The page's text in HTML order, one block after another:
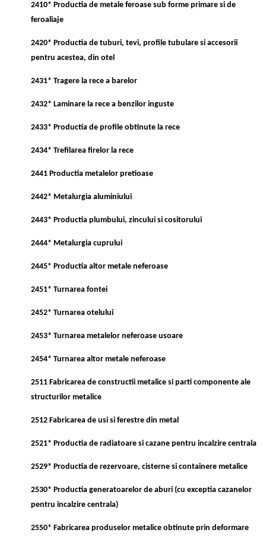
2410* Productia de metale feroase sub forme primare si de
feroaliaje
2420* Productia de tuburi, tevi, profile tubulare si accesorii
pentru acestea, din otel
2431* Tragere la rece a barelor
2432* Laminare la rece a benzilor inguste
2433* Productia de profile obtinute la rece
2434* Trefilarea firelor la rece
2441 Productia metalelor pretioase
2442* Metalurgia aluminiului
2443* Productia plumbului, zincului si cositorului
2444* Metalurgia cuprului
2445* Productia altor metale neferoase
2451* Turnarea fontei
2452* Turnarea otelului
2453* Turnarea metalelor neferoase usoare
2454* Turnarea altor metale neferoase
2511 Fabricarea de constructii metalice si parti componente ale
structurilor metalice
2512 Fabricarea de usi si ferestre din metal
2521* Productia de radiatoare si cazane pentru incalzire centrala
2529* Productia de rezervoare, cisterne si containere metalice
2530* Productia generatoarelor de aburi (cu exceptia cazanelor
pentru incalzire centrala)
2550* Fabricarea produselor metalice obtinute prin deformare